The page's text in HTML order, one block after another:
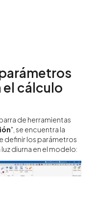
cálculo
de herramientas
", se encuentra la
definir los parámetros
diurna en el modelo: